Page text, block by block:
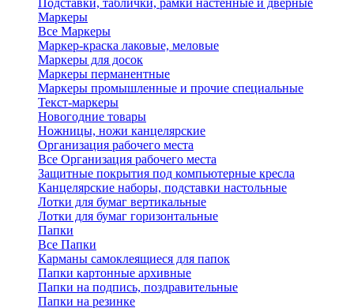
Подставки, таблички, рамки настенные и дверные
Маркеры
Все Маркеры
Маркер-краска лаковые, меловые
Маркеры для досок
Маркеры перманентные
Маркеры промышленные и прочие специальные
Текст-маркеры
Новогодние товары
Ножницы, ножи канцелярские
Организация рабочего места
Все Организация рабочего места
Защитные покрытия под компьютерные кресла
Канцелярские наборы, подставки настольные
Лотки для бумаг вертикальные
Лотки для бумаг горизонтальные
Папки
Все Папки
Карманы самоклеящиеся для папок
Папки картонные архивные
Папки на подпись, поздравительные
Папки на резинке